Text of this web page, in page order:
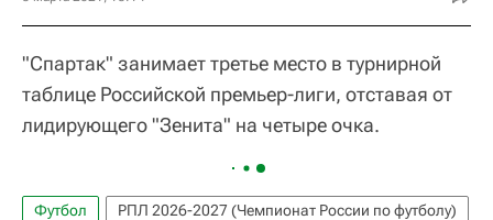
"Спартак" занимает третье место в турнирной
таблице Российской премьер-лиги, отставая от
лидирующего "Зенита" на четыре очка.
Футбол
РПЛ 2026-2027 (Чемпионат России по футболу)